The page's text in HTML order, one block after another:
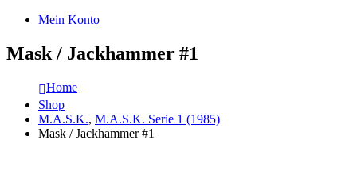
Mein Konto
Mask / Jackhammer #1
Home
Shop
M.A.S.K., M.A.S.K. Serie 1 (1985)
Mask / Jackhammer #1